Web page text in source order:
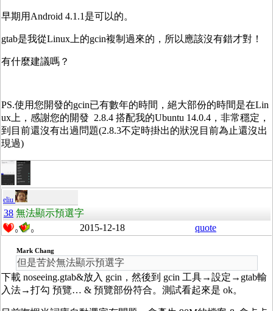
早期用Android 4.1.1是可以的。
gtab是我從Linux上的gcin複制過來的，所以應該沒有錯才對！
有什麼建議嗎？
PS.使用您開發的gcin已有數年的時間，絕大部份的時間是在Lin
ux上，感謝您的開發 2.8.4 搭配我的Ubuntu 14.0.4，非常穩定，
到目前還沒有出過問題(2.8.3不定時掛出的狀況目前為止還沒出
現過)
eliu
38 無法顯示預選字
0 0 2015-12-18 quote
Mark Chang
但是苦於無法顯示預選字
下載 noseeing.gtab&放入 gcin，然後到 gcin 工具→設定→gtab輸
入法→打勾 預覽… & 預覽部份符合。測試看起來是 ok。